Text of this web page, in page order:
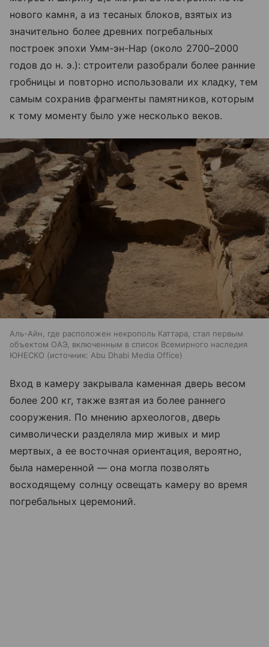
нового камня, а из тесаных блоков, взятых из
значительно более древних погребальных
построек эпохи Умм-эн-Нар (около 2700–2000
годов до н. э.): строители разобрали более ранние
гробницы и повторно использовали их кладку, тем
самым сохранив фрагменты памятников, которым
к тому моменту было уже несколько веков.
Аль-Айн, где расположен некрополь Каттара, стал первым
объектом ОАЭ, включенным в список Всемирного наследия
ЮНЕСКО
источник: Abu Dhabi Media Office
Вход в камеру закрывала каменная дверь весом
более 200 кг, также взятая из более раннего
сооружения. По мнению археологов, дверь
символически разделяла мир живых и мир
мертвых, а ее восточная ориентация, вероятно,
была намеренной — она могла позволять
восходящему солнцу освещать камеру во время
погребальных церемоний.